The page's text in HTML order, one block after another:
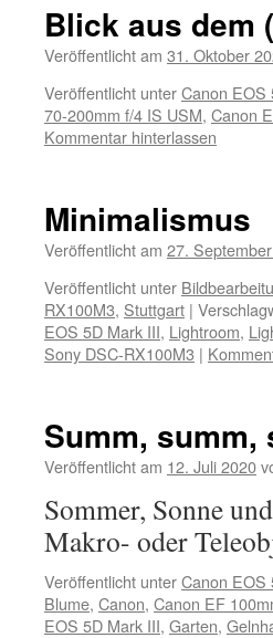
Blick aus dem
Veröffentlicht am 31. Oktober
Veröffentlicht unterCanon EOS
70-200mm f/4 IS USM, Canon
Kommentar hinterlassen
Minimalismus
Veröffentlicht am 27.
Veröffentlicht unter
RX100M3, Stuttgart |
EOS 5D Mark III, Lightroom,
Sony DSC-RX100M3 |
Summ,
Veröffentlicht am 12. Juli 2020
Sommer, Sonne
Makro- oder
Veröffentlicht unterCanon EOS
Blume, Canon, Canon EF
EOS 5D Mark III, Garten,